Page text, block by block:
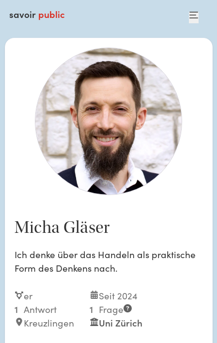
savoir public
Micha Gläser
Ich denke über das Handeln als praktische
Form des Denkens nach.
er
Seit 2024
1 Antwort 1 Frage
Kreuzlingen
Uni Zürich